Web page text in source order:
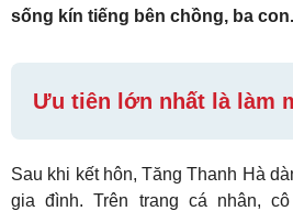
sống kín tiếng bên chồng, ba con.
Ưu tiên lớn nhất là làm
Sau khi kết hôn, Tăng Thanh Hà
gia đình. Trên trang cá nhân,